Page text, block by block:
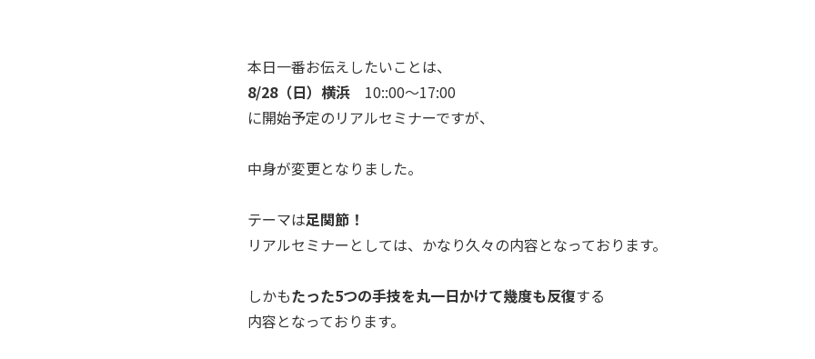
本日一番お伝えしたいことは、
8/28（日）横浜 10::00～17:00
に開始予定のリアルセミナーですが、
中身が変更となりました。
テーマは足関節！
リアルセミナーとしては、かなり久々の内容となっております。
しかもたった5つの手技を丸一日かけて幾度も反復する
内容となっております。